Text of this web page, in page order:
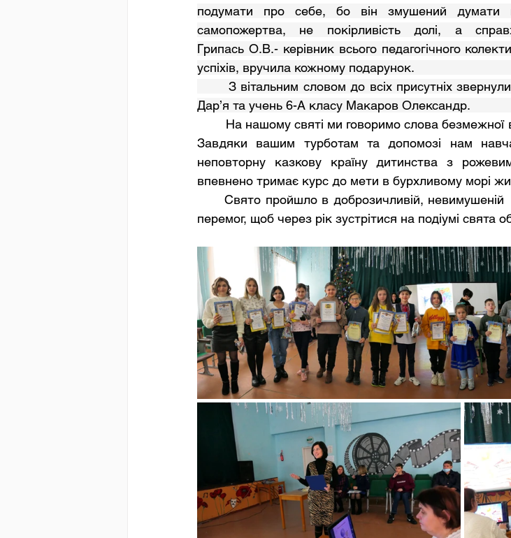
подумати про себе, бо він змушений
самопожертва, не покірливість долі, а
Грипась О.В.- керівник всього педагогічного
успіхів, вручила кожному
Дар’я та учень 6-А класу
Завдяки вашим турботам та допомозі нам
неповторну казкову країну дитинства з
впевнено тримає курс до мети в бурхливому морі
      Свято пройшло в доброзичливій, невимушеній  атмосфері, з побажаннями нових
перемог, щоб через рік зустрітися на подіумі свята